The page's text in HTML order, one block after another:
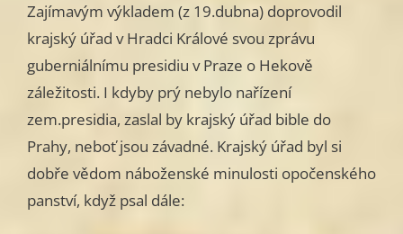
Zajímavým výkladem (z 19.dubna) doprovodil
krajský úřad v Hradci Králové svou zprávu
guberniálnímu presidiu v Praze o Hekově
záležitosti. I kdyby prý nebylo nařízení
zem.presidia, zaslal by krajský úřad bible do
Prahy, neboť jsou závadné. Krajský úřad byl si
dobře vědom náboženské minulosti opočenského
panství, když psal dále: